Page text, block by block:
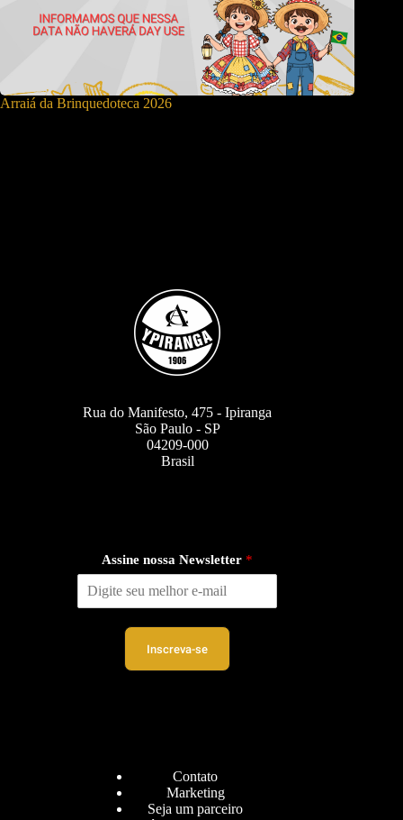
Arraiá da Brinquedoteca 2026
Rua do Manifesto, 475 - Ipiranga
São Paulo - SP
04209-000
Brasil
Assine nossa Newsletter *
Inscreva-se
Contato
Marketing
Seja um parceiro